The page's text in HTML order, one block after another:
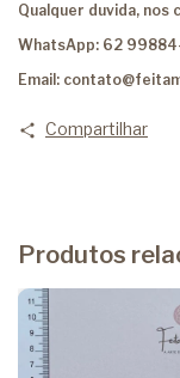
Qualquer duvida, nos
WhatsApp: 62
Email:
Compartilhar
Produtos